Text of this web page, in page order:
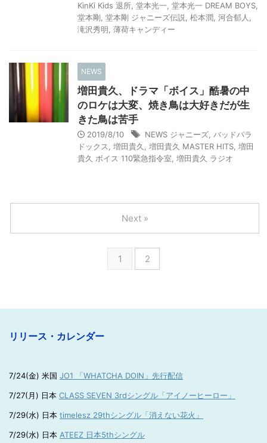
KinKi Kids 退所 堂本光一 堂本光一 DREAM BOYS
堂本剛 堂本剛 ジャニーズ伝説 松本潤 河合郁人
滝沢秀明 薄荷キャンディー
NEWS
増田貴久、ドラマ「ボイス」酷暑の中
のロケは大変、焼き鳥は大好きだが生
きた鳥は苦手
2019/8/10 NEWS ジャニーズ バッドパラ
ドックス
増田貴久 増田貴久 MASTER HITS 増田
貴久 ボイス 110緊急指令室 増田貴久 ラジオ
1 2
Next »
リリース・カレンダー
7/24(金) 米国 JO1 「WHATCHA DOIN」先行配信
7/27(月) 日本 CLASS SEVEN 3rdシングル「アイノーヒーロー」
7/29(水) 日本 timelesz 29thシングル「消えない花火」
7/29(水) 日本 ATEEZ 日本5thシングル